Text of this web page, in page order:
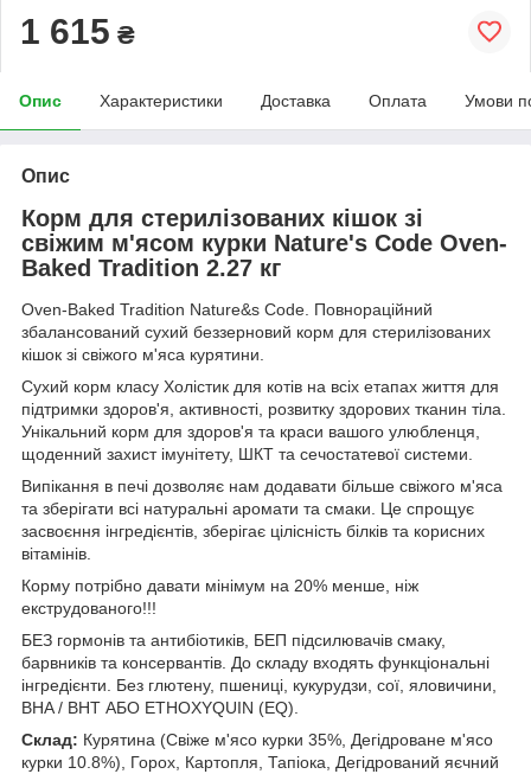
1 615 ₴
Опис Характеристики Доставка Оплата Умови
Опис
Корм для стерилізованих кішок зі
свіжим м'ясом курки Nature's Code Oven-
Baked Tradition 2.27 кг
Oven-Baked Tradition Nature&s Code. Повнораційний
збалансований сухий беззерновий корм для стерилізованих
кішок зі свіжого м'яса курятини.
Сухий корм класу Холістик для котів на всіх етапах життя для
підтримки здоров'я, активності, розвитку здорових тканин тіла.
Унікальний корм для здоров'я та краси вашого улюбленця,
щоденний захист імунітету, ШКТ та сечостатевої системи.
Випікання в печі дозволяє нам додавати більше свіжого м'яса
та зберігати всі натуральні аромати та смаки. Це спрощує
засвоєння інгредієнтів, зберігає цілісність білків та корисних
вітамінів.
Корму потрібно давати мінімум на 20% менше, ніж
екструдованого!!!
БЕЗ гормонів та антибіотиків, БЕП підсилювачів смаку,
барвників та консервантів. До складу входять функціональні
інгредієнти. Без глютену, пшениці, кукурудзи, сої, яловичини,
BHA / BHT АБО ETHOXYQUIN (EQ).
Склад: Курятина (Свіже м'ясо курки 35%, Дегідроване м'ясо
курки 10.8%), Горох, Картопля, Тапіока, Дегідрований яєчний